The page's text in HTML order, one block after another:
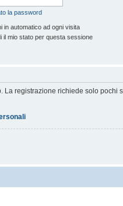
la password
in automatico ad ogni visita
il mio stato per questa sessione
La registrazione richiede solo